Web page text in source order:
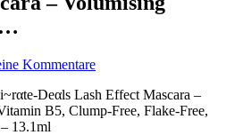
Kommentare
Dеαls Lash Effect Mascara –
B5, Clump-Free, Flake-Free,
13.1ml